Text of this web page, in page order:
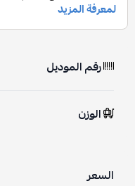
رقم الموديل
الوزن
السعر